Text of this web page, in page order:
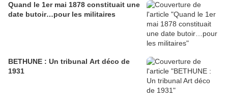
Quand le 1er mai 1878 constituait une
date butoir…pour les militaires
BETHUNE : Un tribunal Art déco de
1931